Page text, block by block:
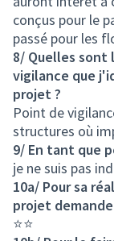
conçus pour le
passé pour les
8/ Quelles sont
vigilance que
projet ?
Point de
structures où
9/ En tant que
je ne suis pas
10a/ Pour sa
projet
⭐⭐